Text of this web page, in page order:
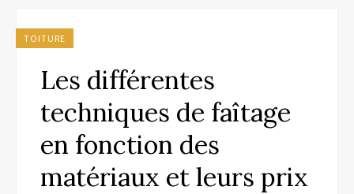
TOITURE
Les différentes
techniques de faîtage
en fonction des
matériaux et leurs prix